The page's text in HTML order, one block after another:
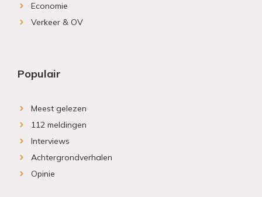
Economie
Verkeer & OV
Populair
Meest gelezen
112 meldingen
Interviews
Achtergrondverhalen
Opinie